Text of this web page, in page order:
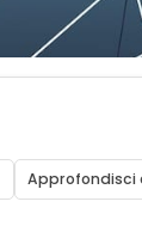
Approfondisci